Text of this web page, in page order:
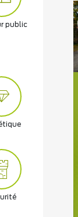
public